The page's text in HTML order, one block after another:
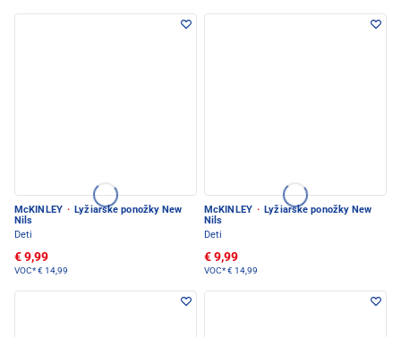
McKINLEY · Lyžiarske ponožky New
Nils
Deti
€ 9,99
VOC*€ 14,99
McKINLEY · Lyžiarske ponožky New
Nils
Deti
€ 9,99
VOC*€ 14,99